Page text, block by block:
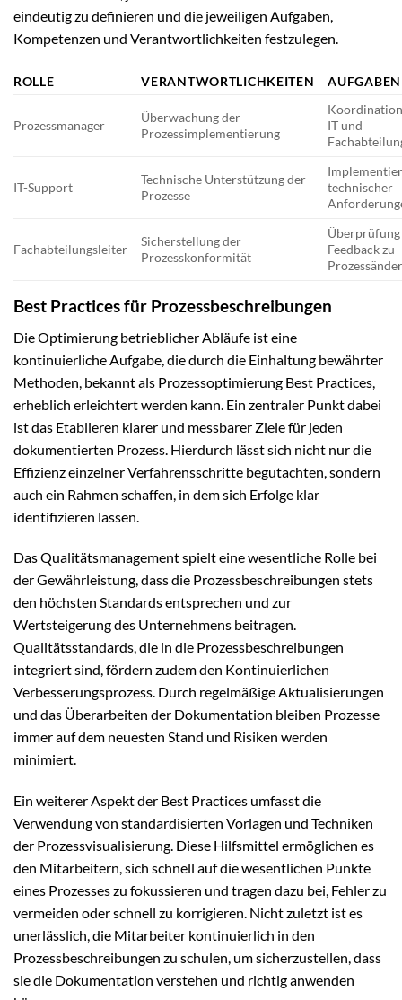
eindeutig zu definieren und die jeweiligen Aufgaben,
Kompetenzen und Verantwortlichkeiten festzulegen.
ROLLE VERANTWORTLICHKEITEN AUFGABEN
Prozessmanager
Überwachung der
Prozessimplementierung
IT und
IT-Support
Technische Unterstützung der
Prozesse
technischer
Fachabteilungsleiter
Sicherstellung der
Prozesskonformität
Feedback zu
Best Practices für Prozessbeschreibungen
Die Optimierung betrieblicher Abläufe ist eine
kontinuierliche Aufgabe, die durch die Einhaltung bewährter
Methoden, bekannt als Prozessoptimierung Best Practices,
erheblich erleichtert werden kann. Ein zentraler Punkt dabei
ist das Etablieren klarer und messbarer Ziele für jeden
dokumentierten Prozess. Hierdurch lässt sich nicht nur die
Effizienz einzelner Verfahrensschritte begutachten, sondern
auch ein Rahmen schaffen, in dem sich Erfolge klar
identifizieren lassen.
Das Qualitätsmanagement spielt eine wesentliche Rolle bei
der Gewährleistung, dass die Prozessbeschreibungen stets
den höchsten Standards entsprechen und zur
Wertsteigerung des Unternehmens beitragen.
Qualitätsstandards, die in die Prozessbeschreibungen
integriert sind, fördern zudem den Kontinuierlichen
Verbesserungsprozess. Durch regelmäßige Aktualisierungen
und das Überarbeiten der Dokumentation bleiben Prozesse
immer auf dem neuesten Stand und Risiken werden
minimiert.
Ein weiterer Aspekt der Best Practices umfasst die
Verwendung von standardisierten Vorlagen und Techniken
der Prozessvisualisierung. Diese Hilfsmittel ermöglichen es
den Mitarbeitern, sich schnell auf die wesentlichen Punkte
eines Prozesses zu fokussieren und tragen dazu bei, Fehler zu
vermeiden oder schnell zu korrigieren. Nicht zuletzt ist es
unerlässlich, die Mitarbeiter kontinuierlich in den
Prozessbeschreibungen zu schulen, um sicherzustellen, dass
sie die Dokumentation verstehen und richtig anwenden